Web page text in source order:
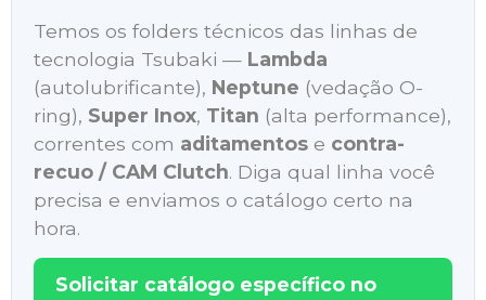
Temos os folders técnicos das linhas de
tecnologia Tsubaki — Lambda
(autolubrificante), Neptune (vedação O-
ring), Super Inox, Titan (alta performance),
correntes com aditamentos e contra-
recuo / CAM Clutch. Diga qual linha você
precisa e enviamos o catálogo certo na
hora.
Solicitar catálogo específico no